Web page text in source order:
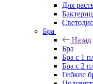
Для
Бра
Назад
Бра
Бра с 1
Бра с 2
Гибкие